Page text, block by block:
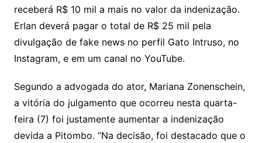
receberá R$ 10 mil a mais no valor da indenização.
Erlan deverá pagar o total de R$ 25 mil pela
divulgação de fake news no perfil Gato Intruso, no
Instagram, e em um canal no YouTube.
Segundo a advogada do ator, Mariana Zonenschein,
a vitória do julgamento que ocorreu nesta quarta-
feira (7) foi justamente aumentar a indenização
devida a Pitombo. “Na decisão, foi destacado que o